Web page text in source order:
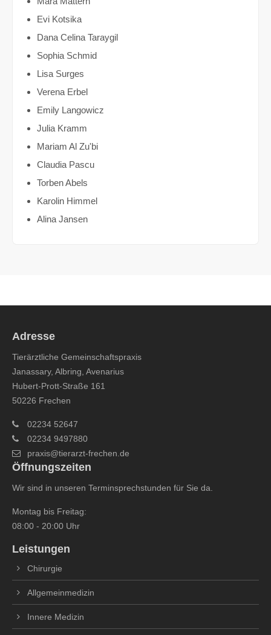
Evi Kotsika
Dana Celina Taraygil
Sophia Schmid
Lisa Surges
Verena Erbel
Emily Langowicz
Julia Kramm
Mariam Al Zu'bi
Claudia Pascu
Torben Abels
Karolin Himmel
Alina Jansen
Adresse
Tierärztliche Gemeinschaftspraxis
Janassary, Albring, Avenarius
Hubert-Prott-Straße 161
50226 Frechen
02234 52647
02234 9497880
praxis@tierarzt-frechen.de
Öffnungszeiten
Wir sind in unseren Terminsprechstunden für Sie da.
Montag bis Freitag:
08:00 - 20:00 Uhr
Leistungen
Chirurgie
Allgemeinmedizin
Innere Medizin